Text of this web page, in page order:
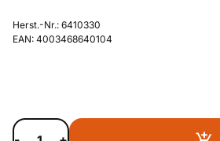
Herst.-Nr.: 6410330
EAN: 4003468640104